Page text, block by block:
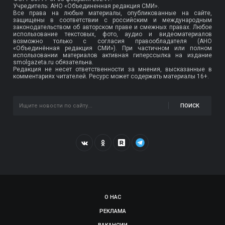
Учредитель: АНО «Объединенная редакция СМИ».
Все права на любые материалы, опубликованные на сайте,
защищены в соответствии с российским и международным
законодательством об авторском праве и смежных правах. Любое
использование текстовых, фото, аудио и видеоматериалов
возможно только с согласия правообладателя (АНО
«Объединённая редакция СМИ»). При частичном или полном
использовании материалов активная гиперссылка на издание
smolgazeta.ru обязательна.
Редакция не несет ответственности за мнения, высказанные в
комментариях читателей. Ресурс может содержать материалы 16+.
ПОИСК
О НАС
РЕКЛАМА